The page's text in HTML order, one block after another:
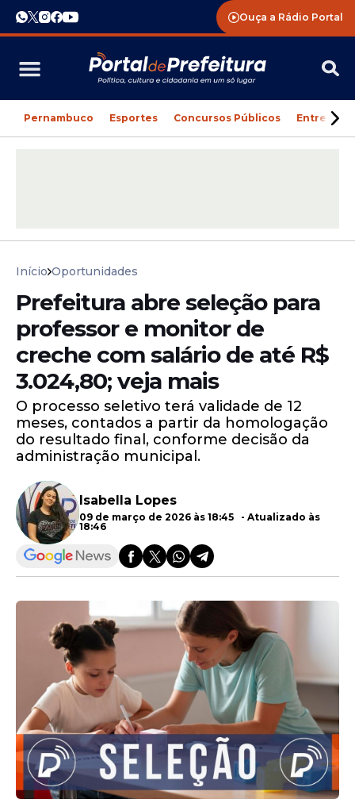
Ouça a Rádio Portal
Pernambuco Esportes Concursos Públicos
Início Oportunidades
Prefeitura abre seleção para
professor e monitor de
creche com salário de até R$
3.024,80; veja mais
O processo seletivo terá validade de 12
meses, contados a partir da homologação
do resultado final, conforme decisão da
administração municipal.
Isabella Lopes
09 de março de 2026 às 18:45 - Atualizado às
18:46